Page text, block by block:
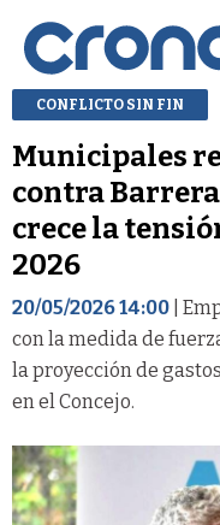
CONFLICTO SIN FIN
Municipales
contra
crece la
2026
20/05/2026 14:00 |
con la medida de
la proyección de
en el Concejo.